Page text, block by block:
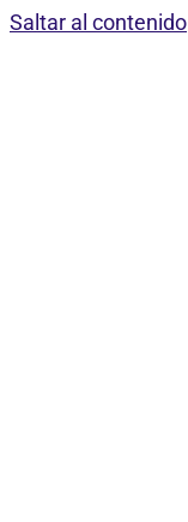
Saltar al contenido